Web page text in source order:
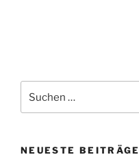
nach:
NEUESTE BEITRÄGE